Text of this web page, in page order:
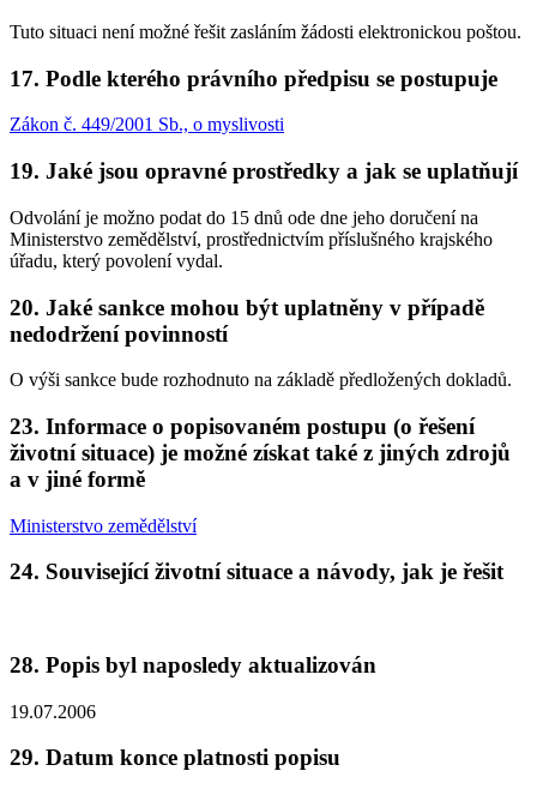
Tuto situaci není možné řešit zasláním žádosti elektronickou poštou.
17. Podle kterého právního předpisu se postupuje
Zákon č. 449/2001 Sb., o myslivosti
19. Jaké jsou opravné prostředky a jak se uplatňují
Odvolání je možno podat do 15 dnů ode dne jeho doručení na
Ministerstvo zemědělství, prostřednictvím příslušného krajského
úřadu, který povolení vydal.
20. Jaké sankce mohou být uplatněny v případě
nedodržení povinností
O výši sankce bude rozhodnuto na základě předložených dokladů.
23. Informace o popisovaném postupu (o řešení
životní situace) je možné získat také z jiných zdrojů
a v jiné formě
Ministerstvo zemědělství
24. Související životní situace a návody, jak je řešit
28. Popis byl naposledy aktualizován
19.07.2006
29. Datum konce platnosti popisu